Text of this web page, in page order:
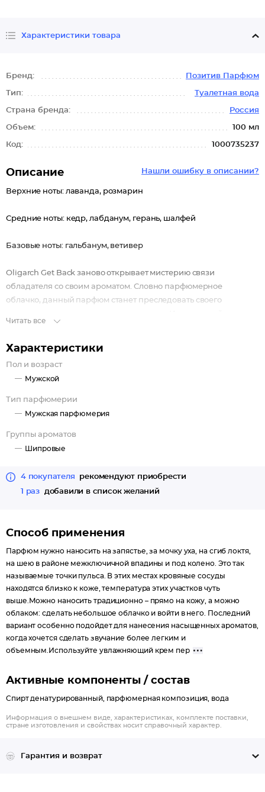
Характеристики товара
Бренд: Позитив Парфюм
Тип: Туалетная вода
Страна бренда: Россия
Объем: 100 мл
Код: 1000735237
Нашли ошибку в описании?
Описание
Верхние ноты: лаванда, розмарин
Средние ноты: кедр, лабданум, герань, шалфей
Базовые ноты: гальбанум, ветивер
Oligarch Get Back заново открывает мистерию связи
обладателя со своим ароматом. Словно парфюмерное
облачко, данный парфюм станет преследовать своего
розмарин - воплощаются перед поклонниками в начале
аромата. Сердцем Oligarch Get Back облачаются кедр,
лабданум, герань и шалфей. Гальбанум и ветивер покрывают
эстета чудесными, изысканными нотами в своих конечных
нотах.
Читать все
Характеристики
Пол и возраст
Мужской
Тип парфюмерии
Мужская парфюмерия
Группы ароматов
Шипровые
4 покупателя
рекомендуют приобрести
1 раз
добавили в список желаний
Способ применения
Парфюм нужно наносить на запястье, за мочку уха, на сгиб локтя,
на шею в районе межключичной впадины и под колено. Это так
называемые точки пульса. В этих местах кровяные сосуды
находятся близко к коже, температура этих участков чуть
выше.Можно наносить традиционно – прямо на кожу, а можно
облаком: сделать небольшое облачко и войти в него. Последний
вариант особенно подойдет для нанесения насыщенных ароматов,
когда хочется сделать звучание более легким и
объемным.Используйте увлажняющий крем пер
Активные компоненты / состав
Cпирт денатурированный, парфюмерная композиция, вода
Информация о внешнем виде, характеристиках, комплекте поставки,
стране изготовления и свойствах носит справочный характер.
Гарантия и возврат